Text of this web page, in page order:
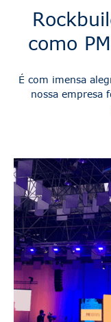
como
É com imensa
nossa empresa